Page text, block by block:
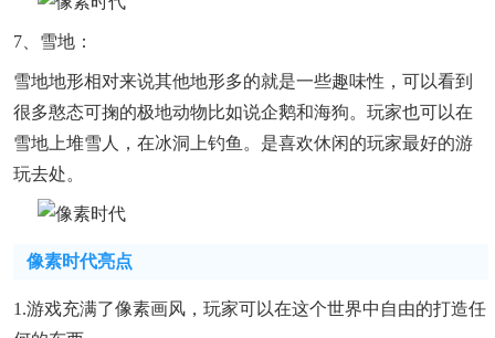
7、雪地：
雪地地形相对来说其他地形多的就是一些趣味性，可以看到
很多憨态可掬的极地动物比如说企鹅和海狗。玩家也可以在
雪地上堆雪人，在冰洞上钓鱼。是喜欢休闲的玩家最好的游
玩去处。
像素时代亮点
1.游戏充满了像素画风，玩家可以在这个世界中自由的打造任